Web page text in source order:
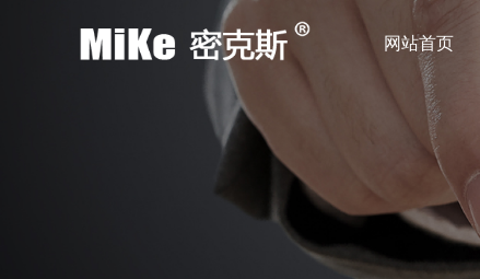
网站首页